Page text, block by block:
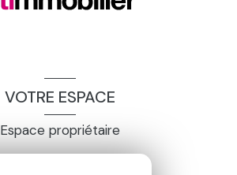
VOTRE ESPACE
Espace propriétaire